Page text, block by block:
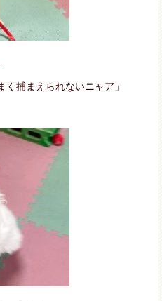
く捕まえられないニャア」